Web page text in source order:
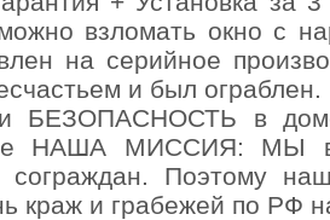
взломать окно с
на серийное
и был
в доме
НАША МИССИЯ: МЫ
сограждан. Поэтому
краж и грабежей по РФ